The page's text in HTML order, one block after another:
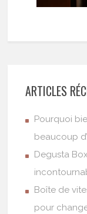
ARTICLES
Pourquoi
beaucoup
Degusta
Boîte de
pour